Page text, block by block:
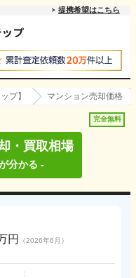
提携希望はこちら
プ】 マンション売却価格
完全無料
・買取相場
分かる -
円 （2026年6月 ）